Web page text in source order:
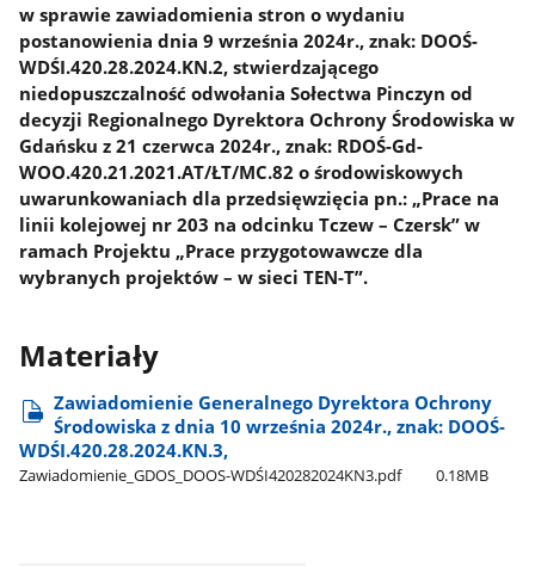
w sprawie zawiadomienia stron o wydaniu
postanowienia dnia 9 września 2024r., znak: DOOŚ-
WDŚI.420.28.2024.KN.2, stwierdzającego
niedopuszczalność odwołania Sołectwa Pinczyn od
decyzji Regionalnego Dyrektora Ochrony Środowiska w
Gdańsku z 21 czerwca 2024r., znak: RDOŚ-Gd-
WOO.420.21.2021.AT/ŁT/MC.82 o środowiskowych
uwarunkowaniach dla przedsięwzięcia pn.: „Prace na
linii kolejowej nr 203 na odcinku Tczew – Czersk” w
ramach Projektu „Prace przygotowawcze dla
wybranych projektów – w sieci TEN-T”.
Materiały
Zawiadomienie Generalnego Dyrektora Ochrony
Środowiska z dnia 10 września 2024r., znak: DOOŚ-
WDŚI.420.28.2024.KN.3,
Zawiadomienie​_GDOS​_DOOS-WDŚI420282024KN3.pdf 0.18MB